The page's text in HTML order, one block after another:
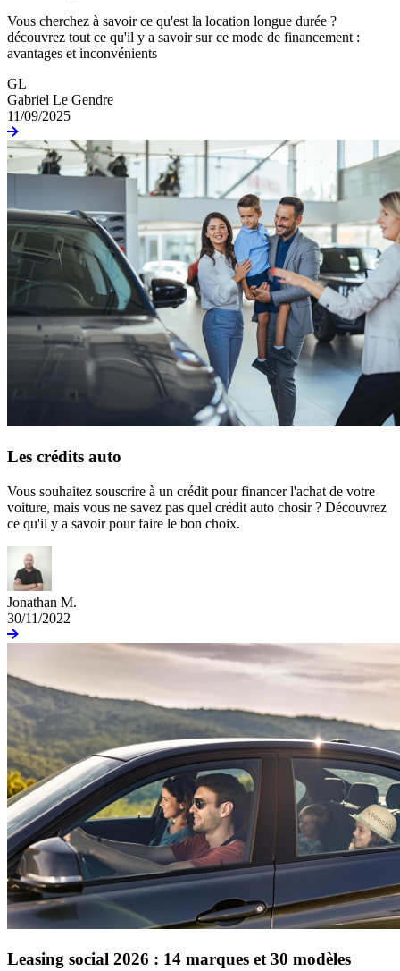
Vous cherchez à savoir ce qu'est la location longue durée ?
découvrez tout ce qu'il y a savoir sur ce mode de financement :
avantages et inconvénients
GL
Gabriel Le Gendre
11/09/2025
Les crédits auto
Vous souhaitez souscrire à un crédit pour financer l'achat de votre
voiture, mais vous ne savez pas quel crédit auto chosir ? Découvrez
ce qu'il y a savoir pour faire le bon choix.
Jonathan M.
30/11/2022
Leasing social 2026 : 14 marques et 30 modèles